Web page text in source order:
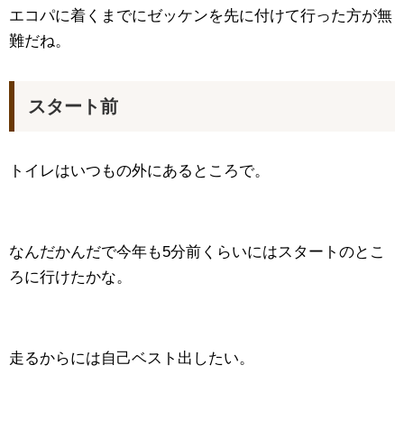
エコパに着くまでにゼッケンを先に付けて行った方が無
難だね。
スタート前
トイレはいつもの外にあるところで。
なんだかんだで今年も5分前くらいにはスタートのとこ
ろに行けたかな。
走るからには自己ベスト出したい。